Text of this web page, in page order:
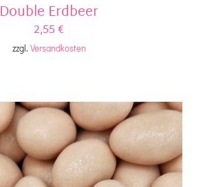
Double Erdbeer
2,55€
zzgl. Versandkosten